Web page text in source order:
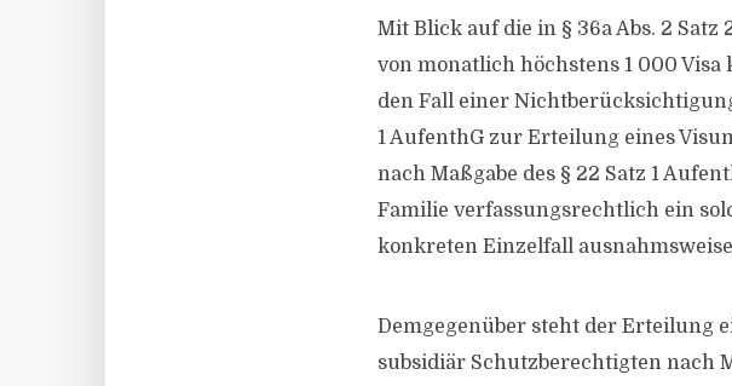
Mit Blick auf die in § 36a Abs. 2
von monatlich höchstens 1 000
den Fall einer
1 AufenthG zur Erteilung eines
nach Maßgabe des § 22 Satz 1
Familie verfassungsrechtlich ein
konkreten Einzelfall
Demgegenüber steht der Erteilung
subsidiär Schutzberechtigten nach